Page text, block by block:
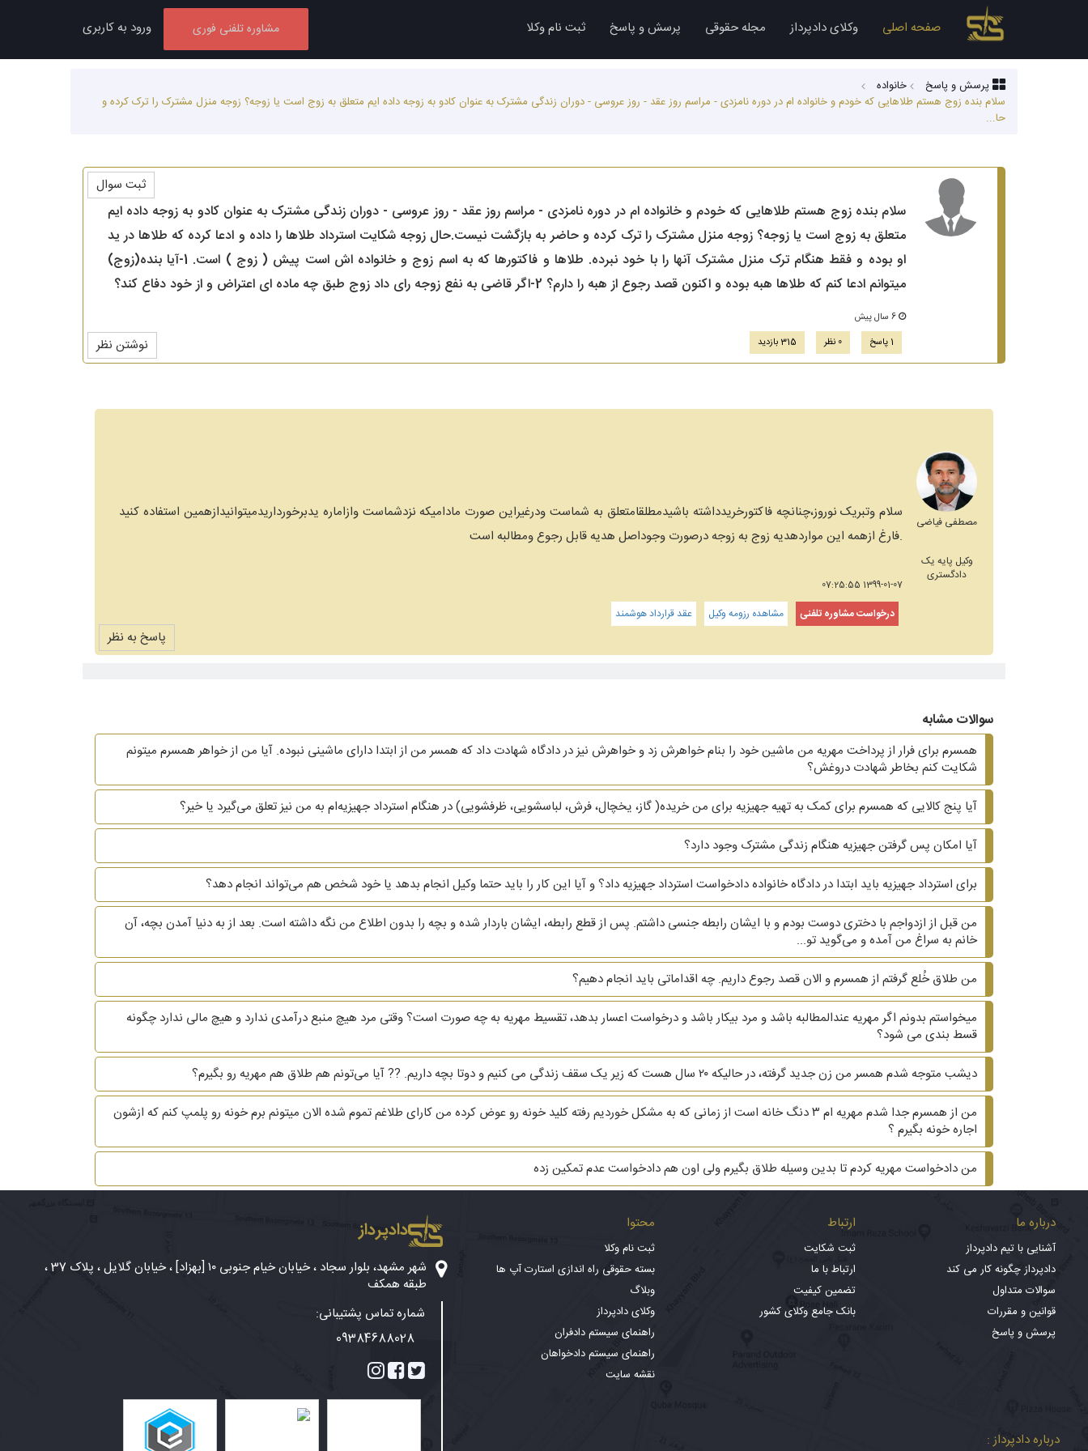
صفحه اصلی وکلای دادپرداز مجله حقوقی پرسش و پاسخ ثبت نام وکلا مشاوره تلفنی فوری ورود به کاربری
پرسش و پاسخ
خانواده
سلام بنده زوج هستم طلاهایی که خودم و خانواده ام در دوره نامزدی - مراسم روز عقد - روز عروسی - دوران زندگی مشترک به عنوان کادو به زوجه داده ایم متعلق به زوج است یا زوجه؟ زوجه منزل مشترک را ترک کرده و
حا...
سلام بنده زوج هستم طلاهایی که خودم و خانواده ام در دوره نامزدی - مراسم روز عقد - روز عروسی - دوران زندگی مشترک به عنوان کادو به زوجه داده ایم
متعلق به زوج است یا زوجه؟ زوجه منزل مشترک را ترک کرده و حاضر به بازگشت نیست.حال زوجه شکایت استرداد طلاها را داده و ادعا کرده که طلاها در ید
او بوده و فقط هنگام ترک منزل مشترک آنها را با خود نبرده. طلاها و فاکتورها که به اسم زوج و خانواده اش است پیش ( زوج ) است. 1-آیا بنده(زوج)
میتوانم ادعا کنم که طلاها هبه بوده و اکنون قصد رجوع از هبه را دارم؟ 2-اگر قاضی به نفع زوجه رای داد زوج طبق چه ماده ای اعتراض و از خود دفاع کند؟
6 سال پیش
1 پاسخ
0 نظر 315 بازدید نوشتن نظر
ثبت سوال
مصطفی فیاضی
وکیل پایه یک
دادگستری
سلام وتبریک نوروز،چنانچه فاکتورخریدداشته باشیدمطلقامتعلق به شماست ودرغیراین صورت مادامیکه نزدشماست وازاماره یدبرخورداریدمیتوانیدازهمین استفاده کنید
.فارغ ازهمه این مواردهدیه زوج به زوجه درصورت وجوداصل هدیه قابل رجوع ومطالبه است
1399-01-07 07:25:55
درخواست مشاوره تلفنی مشاهده رزومه وکیل عقد قرارداد هوشمند
پاسخ به نظر
سوالات مشابه
همسرم برای فرار از پرداخت مهریه من ماشین خود را بنام خواهرش زد و خواهرش نیز در دادگاه شهادت داد که همسر من از ابتدا دارای ماشینی نبوده. آیا من از خواهر همسرم میتونم
شکایت کنم بخاطر شهادت دروغش؟
آیا پنج کالایی که همسرم برای کمک به تهیه جهیزیه برای من خریده( گاز، یخچال، فرش، لباسشویی، ظرفشویی)‌ در هنگام استرداد جهیزیه‌ام به من نیز تعلق می‌گیرد یا خیر؟
آیا امکان پس گرفتن جهیزیه هنگام زندگی مشترک وجود دارد؟
برای استرداد جهیزیه باید ابتدا در دادگاه خانواده دادخواست استرداد جهیزیه داد؟ و آیا این کار را باید حتما وکیل انجام بدهد یا خود شخص هم می‌تواند انجام دهد؟
من قبل از ازدواجم با دختری دوست بودم و با ایشان رابطه جنسی داشتم. پس از قطع رابطه، ایشان باردار شده و بچه را بدون اطلاع من نگه داشته است. بعد از به دنیا آمدن بچه، آن
خانم به سراغ من آمده و می‌گوید تو...
من طلاق خُلع گرفتم از همسرم و الان قصد رجوع داریم. چه اقداماتی باید انجام دهیم؟
میخواستم بدونم اگر مهریه عندالمطالبه باشد و مرد بیکار باشد و درخواست اعسار بدهد، تقسیط مهریه به چه صورت است؟ وقتی مرد هیچ منبع درآمدی ندارد و هیچ مالی ندارد چگونه
قسط بندی می شود؟
دیشب متوجه شدم همسر من زن جدید گرفته، در حالیکه ۲۰ سال هست که زیر یک سقف زندگی می کنیم و دوتا بچه داریم. ?? آیا می‌تونم هم طلاق هم مهریه رو بگیرم؟
من از همسرم جدا شدم مهریه ام ۳ دنگ خانه است از زمانی که به مشکل خوردیم رفته کلید خونه رو عوض کرده من کارای طلاغم تموم شده الان میتونم برم خونه رو پلمپ کنم که ازشون
اجاره خونه بگیرم ؟
من دادخواست مهریه کردم تا بدین وسیله طلاق بگیرم ولی اون هم دادخواست عدم تمکین زده
درباره ما
آشنایی با تیم دادپرداز
دادپرداز چگونه کار می کند
سوالات متداول
قوانین و مقررات
پرسش و پاسخ
ارتباط
ثبت شکایت
ارتباط با ما
تضمین کیفیت
بانک جامع وکلای کشور
محتوا
ثبت نام وکلا
بسته حقوقی راه اندازی استارت آپ ها
وبلاگ
وکلای دادپرداز
راهنمای سیستم دادفران
راهنمای سیستم دادخواهان
نقشه سایت
درباره دادپرداز :
دادپرداز
شهر مشهد، بلوار سجاد ، خیابان خیام جنوبی ۱۰ [بهزاد] ، خیابان گلایل ، پلاک 37 ،
طبقه همکف
شماره تماس پشتیبانی:
09384688028